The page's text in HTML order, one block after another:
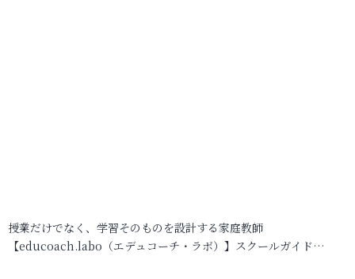
授業だけでなく、学習そのものを設計する家庭教師
【educoach.labo（エデュコーチ・ラボ）】スクールガイド…